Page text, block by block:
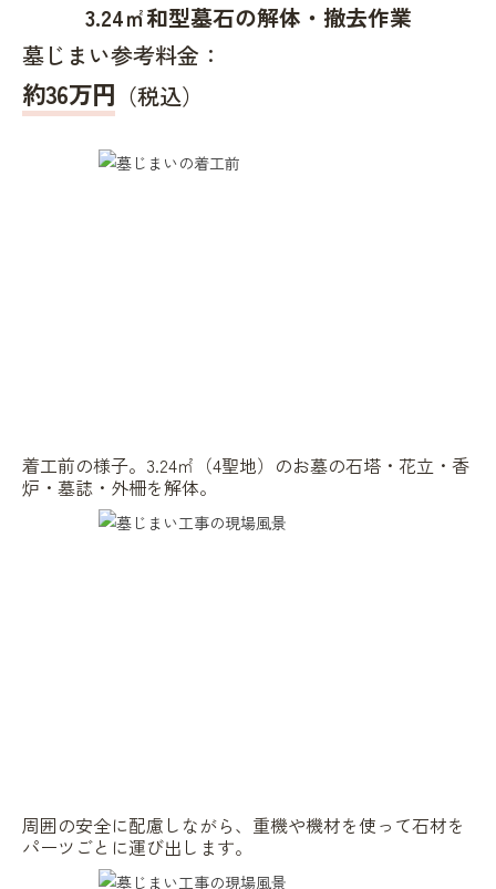
3.24㎡和型墓石の解体・撤去作業
墓じまい参考料金：
約36万円 （税込）
着工前の様子。3.24㎡（4聖地）のお墓の石塔・花立・香
炉・墓誌・外柵を解体。
周囲の安全に配慮しながら、重機や機材を使って石材を
パーツごとに運び出します。